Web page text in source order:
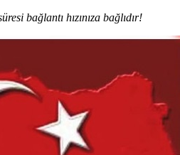
bağlantı hızınıza bağlıdır!